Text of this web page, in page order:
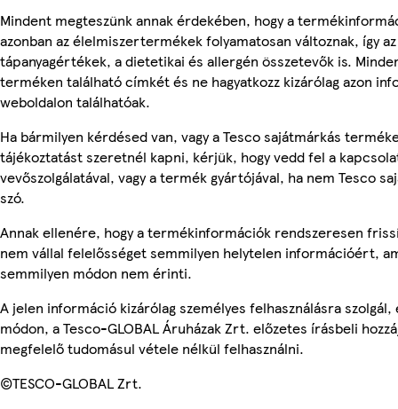
Mindent megteszünk annak érdekében, hogy a
azonban az élelmiszertermékek folyamatosan változnak, így
tápanyagértékek, a dietetikai és allergén összetevők is.
terméken található címkét és ne hagyatkozz kizárólag azon
weboldalon találhatóak.
Ha bármilyen kérdésed van, vagy a Tesco sajátmárkás
tájékoztatást szeretnél kapni, kérjük, hogy vedd fel a
vevőszolgálatával, vagy a termék gyártójával, ha nem Tesco
szó.
Annak ellenére, hogy a termékinformációk rendszeresen
nem vállal felelősséget semmilyen helytelen információért,
semmilyen módon nem érinti.
A jelen információ kizárólag személyes felhasználásra
módon, a Tesco-GLOBAL Áruházak Zrt. előzetes írásbeli
megfelelő tudomásul vétele nélkül felhasználni.
©TESCO-GLOBAL Zrt.